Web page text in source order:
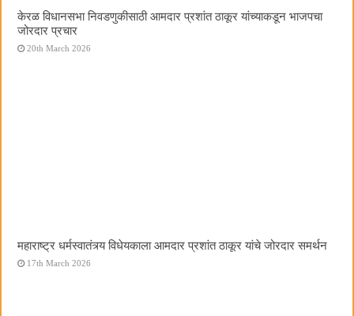
केरळ विधानसभा निवडणुकीसाठी आमदार प्रशांत ठाकूर यांच्याकडून भाजपचा
जोरदार प्रचार
20th March 2026
महाराष्ट्र धर्मस्वातंत्र्य विधेयकाला आमदार प्रशांत ठाकूर यांचे जोरदार समर्थन
17th March 2026